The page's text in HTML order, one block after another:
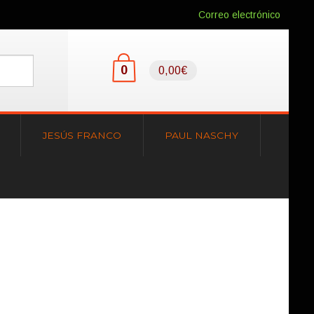
Correo electrónico
0 0,00€
JESÚS FRANCO PAUL NASCHY